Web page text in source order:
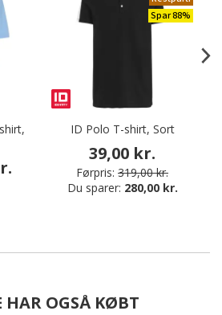
Spar 88%
ID Polo T-shirt, Sort
39,00 kr.
Førpris: 319,00 kr.
Du sparer: 280,00 kr.
HAR OGSÅ KØBT